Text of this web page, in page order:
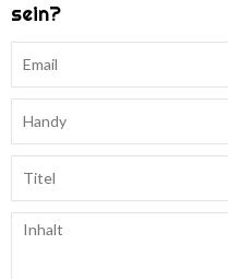
sein?